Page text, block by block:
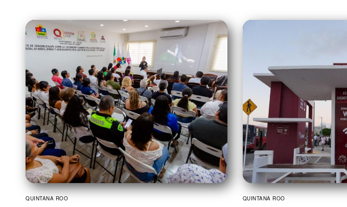
QUINTANA ROO QUINTANA ROO